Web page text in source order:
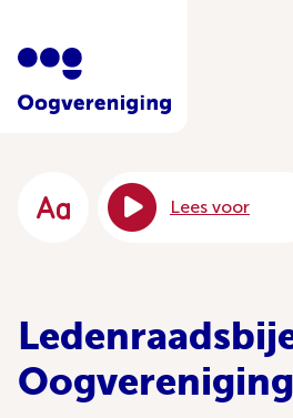
Lees voor
Oogvereniging